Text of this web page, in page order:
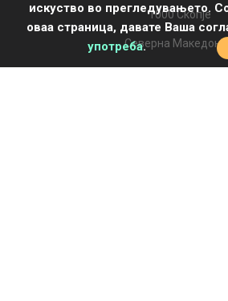
1000 Скопје
Северна
искуство во прегледувањето.
оваа страница, давате Ваша
употреба.